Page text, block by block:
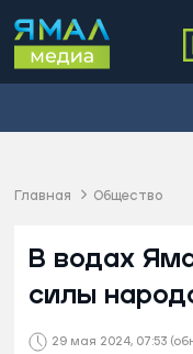
Главная Общество
29 мая 2024, 07:53
В водах
силы